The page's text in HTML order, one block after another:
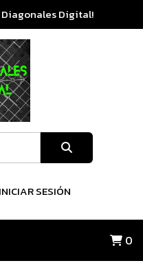
Diagonales Digital!
INICIAR SESIÓN
0